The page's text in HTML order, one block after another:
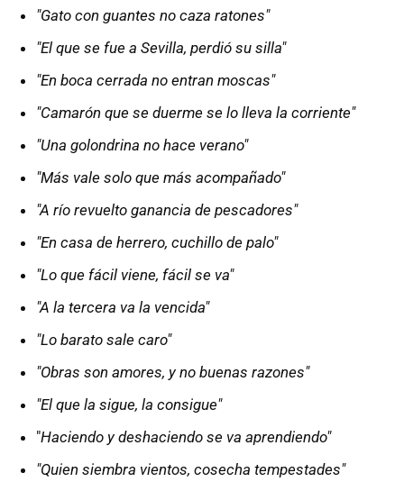
"Gato con guantes no caza ratones"
"El que se fue a Sevilla, perdió su silla"
"En boca cerrada no entran moscas"
"Camarón que se duerme se lo lleva la corriente"
"Una golondrina no hace verano"
"Más vale solo que más acompañado"
"A río revuelto ganancia de pescadores"
"En casa de herrero, cuchillo de palo"
"Lo que fácil viene, fácil se va"
"A la tercera va la vencida"
"Lo barato sale caro"
"Obras son amores, y no buenas razones"
"El que la sigue, la consigue"
"Haciendo y deshaciendo se va aprendiendo"
"Quien siembra vientos, cosecha tempestades"